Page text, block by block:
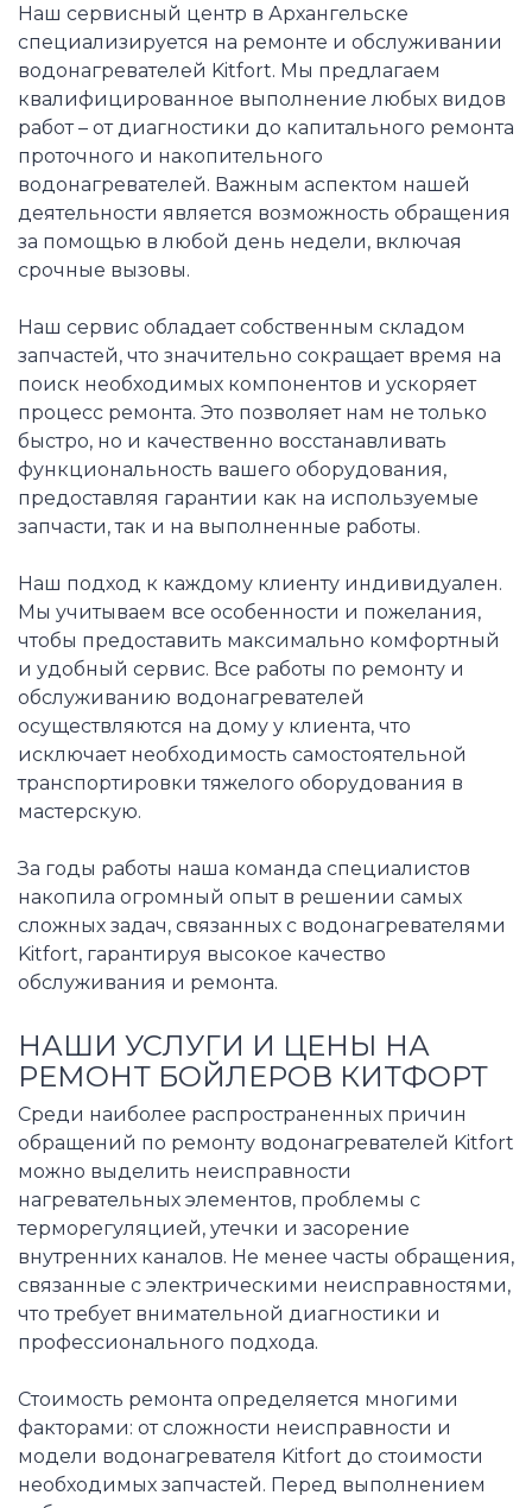
Наш сервисный центр в Архангельске
специализируется на ремонте и обслуживании
водонагревателей Kitfort. Мы предлагаем
квалифицированное выполнение любых видов
работ – от диагностики до капитального ремонта
проточного и накопительного
водонагревателей. Важным аспектом нашей
деятельности является возможность обращения
за помощью в любой день недели, включая
срочные вызовы.
Наш сервис обладает собственным складом
запчастей, что значительно сокращает время на
поиск необходимых компонентов и ускоряет
процесс ремонта. Это позволяет нам не только
быстро, но и качественно восстанавливать
функциональность вашего оборудования,
предоставляя гарантии как на используемые
запчасти, так и на выполненные работы.
Наш подход к каждому клиенту индивидуален.
Мы учитываем все особенности и пожелания,
чтобы предоставить максимально комфортный
и удобный сервис. Все работы по ремонту и
обслуживанию водонагревателей
осуществляются на дому у клиента, что
исключает необходимость самостоятельной
транспортировки тяжелого оборудования в
мастерскую.
За годы работы наша команда специалистов
накопила огромный опыт в решении самых
сложных задач, связанных с водонагревателями
Kitfort, гарантируя высокое качество
обслуживания и ремонта.
НАШИ УСЛУГИ И ЦЕНЫ НА
РЕМОНТ БОЙЛЕРОВ КИТФОРТ
Среди наиболее распространенных причин
обращений по ремонту водонагревателей Kitfort
можно выделить неисправности
нагревательных элементов, проблемы с
терморегуляцией, утечки и засорение
внутренних каналов. Не менее часты обращения,
связанные с электрическими неисправностями,
что требует внимательной диагностики и
профессионального подхода.
Стоимость ремонта определяется многими
факторами: от сложности неисправности и
модели водонагревателя Kitfort до стоимости
необходимых запчастей. Перед выполнением